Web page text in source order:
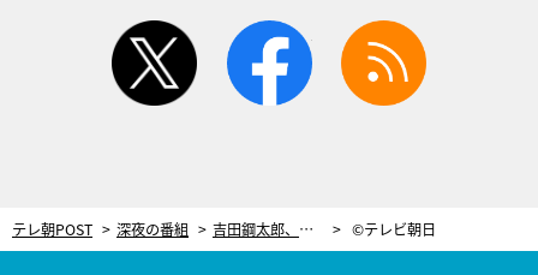
twitter facebook
テレ朝POST 深夜の番組 吉田鋼太郎、乙女心炸裂のインスタ投稿！田中圭の「伊豆旅行」写真に狂喜乱舞 ©テレビ朝日